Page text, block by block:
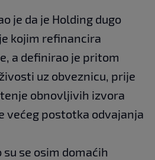
je da je Holding dugo
kojim refinancira
a definirao je pritom
uz obveznicu, prije
obnovljivih izvora
većeg postotka odvajanja
se osim domaćih